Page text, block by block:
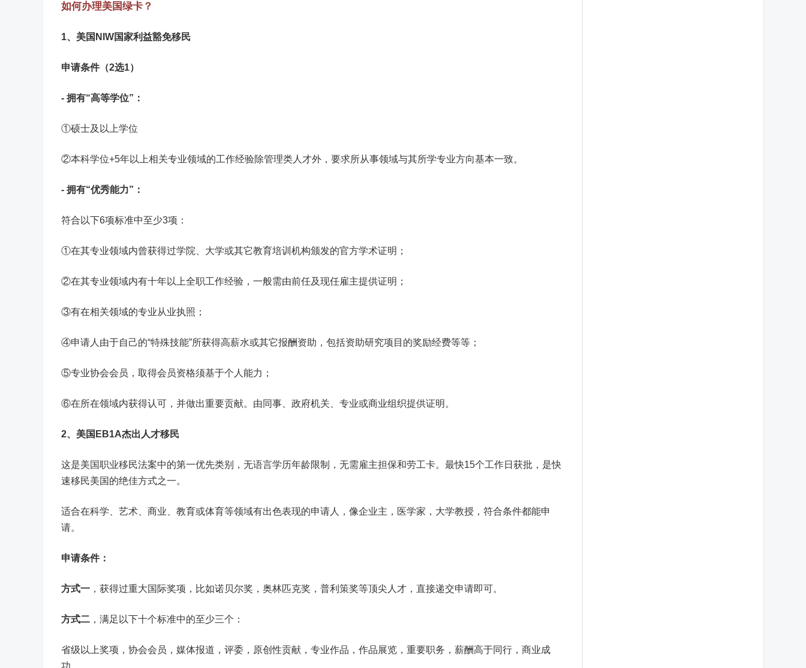
如何办理美国绿卡？
1、 美国NIW国家利益豁免移民
申请条件（2选1）
- 拥有“高等学位”：
①硕士及以上学位
②本科学位+5年以上相关专业领域的工作经验除管理类人才外，要求所从事领域与其所学专业方向基本一致。
- 拥有“优秀能力”：
符合以下6项标准中至少3项：
①在其专业领域内曾获得过学院、大学或其它教育培训机构颁发的官方学术证明；
②在其专业领域内有十年以上全职工作经验，一般需由前任及现任雇主提供证明；
③有在相关领域的专业从业执照；
④申请人由于自己的“特殊技能”所获得高薪水或其它报酬资助，包括资助研究项目的奖励经费等等；
⑤专业协会会员，取得会员资格须基于个人能力；
⑥在所在领域内获得认可，并做出重要贡献。由同事、政府机关、专业或商业组织提供证明。
2、 美国EB1A杰出人才移民
这是美国职业移民法案中的第一优先类别，无语言学历年龄限制，无需雇主担保和劳工卡。最快15个工作日获批，是快
速移民美国的绝佳方式之一。
适合在科学、艺术、商业、教育或体育等领域有出色表现的申请人，像企业主，医学家，大学教授，符合条件都能申
请。
申请条件：
方式一 ，获得过重大国际奖项，比如诺贝尔奖，奥林匹克奖，普利策奖等顶尖人才，直接递交申请即可。
方式二 ，满足以下十个标准中的至少三个：
省级以上奖项，协会会员，媒体报道，评委，原创性贡献，专业作品，作品展览，重要职务，薪酬高于同行，商业成
功。